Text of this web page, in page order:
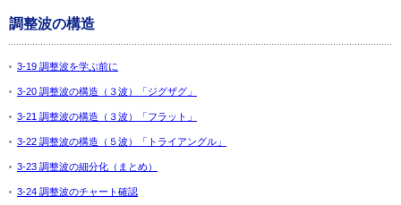
調整波の構造
3-19 調整波を学ぶ前に
3-20 調整波の構造（３波）「ジグザグ」
3-21 調整波の構造（３波）「フラット」
3-22 調整波の構造（５波）「トライアングル」
3-23 調整波の細分化（まとめ）
3-24 調整波のチャート確認